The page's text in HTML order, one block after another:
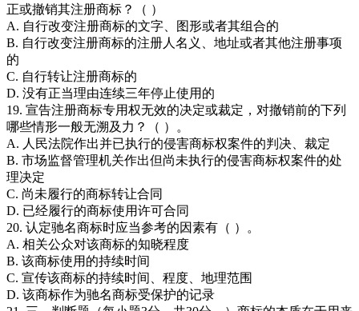
正或撤销其注册商标？（ ）
A. 自行改变注册商标的文字、图形或者其组合的
B. 自行改变注册商标的注册人名义、地址或者其他注册事项
的
C. 自行转让注册商标的
D. 没有正当理由连续三年停止使用的
19. 宣告注册商标专用权无效的决定或裁定，对撤销前的下列
哪些情形一般无溯及力？（ ）。
A. 人民法院作出并已执行的侵害商标权案件的判决、裁定
B. 市场监督管理机关作出但尚未执行的侵害商标权案件的处
理决定
C. 尚未履行的商标转让合同
D. 已经履行的商标使用许可合同
20. 认定驰名商标时应当参考的因素有（ ）。
A. 相关公众对该商标的知晓程度
B. 该商标使用的持续时间
C. 宣传该商标的持续时间、程度、地理范围
D. 该商标作为驰名商标受保护的记录